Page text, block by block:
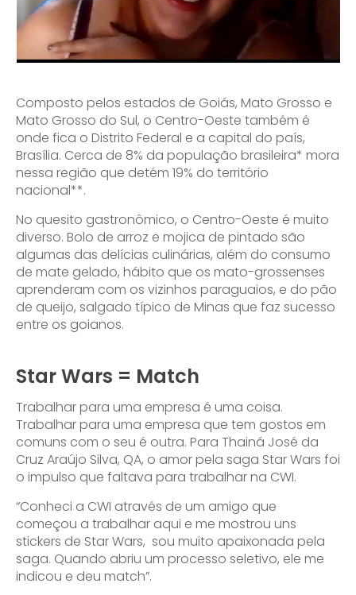
Composto pelos estados de Goiás, Mato Grosso e
Mato Grosso do Sul, o Centro-Oeste também é
onde fica o Distrito Federal e a capital do país,
Brasília. Cerca de 8% da população brasileira* mora
nessa região que detém 19% do território
nacional**.
No quesito gastronômico, o Centro-Oeste é muito
diverso. Bolo de arroz e mojica de pintado são
algumas das delícias culinárias, além do consumo
de mate gelado, hábito que os mato-grossenses
aprenderam com os vizinhos paraguaios, e do pão
de queijo, salgado típico de Minas que faz sucesso
entre os goianos.
Star Wars = Match
Trabalhar para uma empresa é uma coisa.
Trabalhar para uma empresa que tem gostos em
comuns com o seu é outra. Para Thainá José da
Cruz Araújo Silva, QA, o amor pela saga Star Wars foi
o impulso que faltava para trabalhar na CWI.
“Conheci a CWI através de um amigo que
começou a trabalhar aqui e me mostrou uns
stickers de Star Wars, sou muito apaixonada pela
saga. Quando abriu um processo seletivo, ele me
indicou e deu match”.